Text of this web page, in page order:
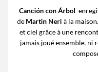
Canción con Árbol
de Martin Neri à la
et ciel grâce à une
jamais joué ensemble, ni